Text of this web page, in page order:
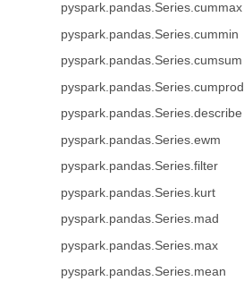
pyspark.pandas.Series.cummax
pyspark.pandas.Series.cummin
pyspark.pandas.Series.cumsum
pyspark.pandas.Series.cumprod
pyspark.pandas.Series.describe
pyspark.pandas.Series.ewm
pyspark.pandas.Series.filter
pyspark.pandas.Series.kurt
pyspark.pandas.Series.mad
pyspark.pandas.Series.max
pyspark.pandas.Series.mean